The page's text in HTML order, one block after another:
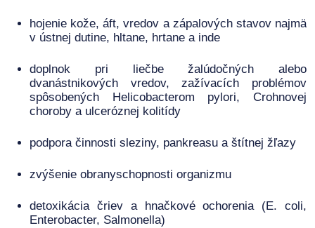
hojenie kože, áft, vredov a zápalových stavov najmä
v ústnej dutine, hltane, hrtane a inde
doplnok pri liečbe žalúdočných alebo
dvanástnikových vredov, zažívacích problémov
spôsobených Helicobacterom pylori, Crohnovej
choroby a ulceróznej kolitídy
podpora činnosti sleziny, pankreasu a štítnej žľazy
zvýšenie obranyschopnosti organizmu
detoxikácia čriev a hnačkové ochorenia (E. coli,
Enterobacter, Salmonella)